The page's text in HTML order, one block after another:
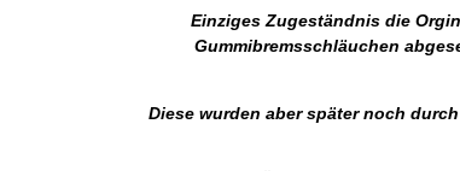
Einziges Zugeständnis die
Gummibremsschläuchen
Diese wurden aber später noch